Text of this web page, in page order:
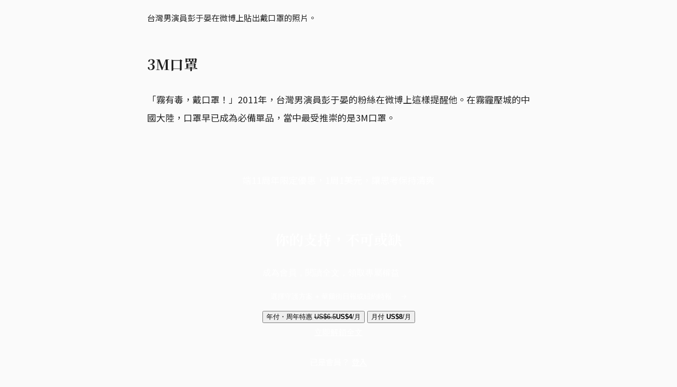
台灣男演員彭于晏在微博上貼出戴口罩的照片。
3M口罩
「霧有毒，戴口罩！」2011年，台灣男演員彭于晏的粉絲在微博上這樣提醒他。在霧霾壓城的中
國大陸，口罩早已成為必備單品，當中最受推崇的是3M口罩。
年付・周年特惠 US$6.5US$4/月 月付 US$8/月